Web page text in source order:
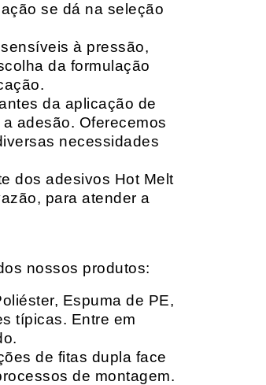
se dá na seleção
à pressão,
da formulação
da aplicação de
adesão. Oferecemos
necessidades
dos adesivos Hot Melt
para atender a
nossos produtos:
Espuma de PE,
típicas. Entre em
de fitas dupla face
de montagem.